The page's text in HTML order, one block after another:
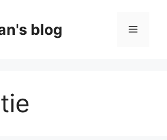
blog Menu